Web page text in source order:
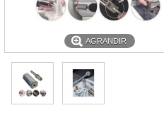
AGRANDIR